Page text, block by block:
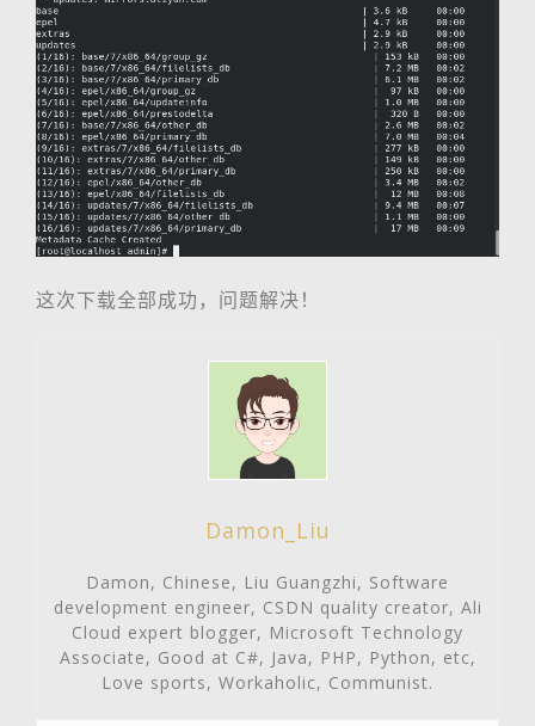
这次下载全部成功，问题解决！
Damon_Liu
Damon, Chinese, Liu Guangzhi, Software
development engineer, CSDN quality creator, Ali
Cloud expert blogger, Microsoft Technology
Associate, Good at C#, Java, PHP, Python, etc,
Love sports, Workaholic, Communist.